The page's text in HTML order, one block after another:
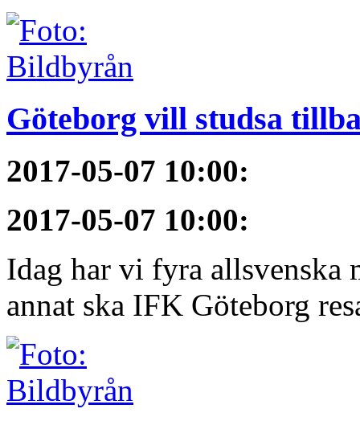
Göteborg vill studsa
2017-05-07 10:00:
2017-05-07 10:00:
Idag har vi fyra allsvenska
annat ska IFK Göteborg